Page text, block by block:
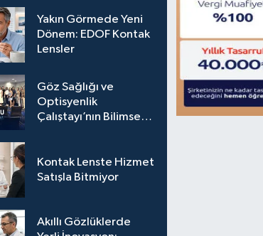
Yakın Görmede Yeni
Dönem: EDOF Kontak
Lensler
Göz Sağlığı ve
Optisyenlik
Çalıştayı’nın Bilimsel
Kontak Lenste Hizmet
Satışla Bitmiyor
Akıllı Gözlüklerde